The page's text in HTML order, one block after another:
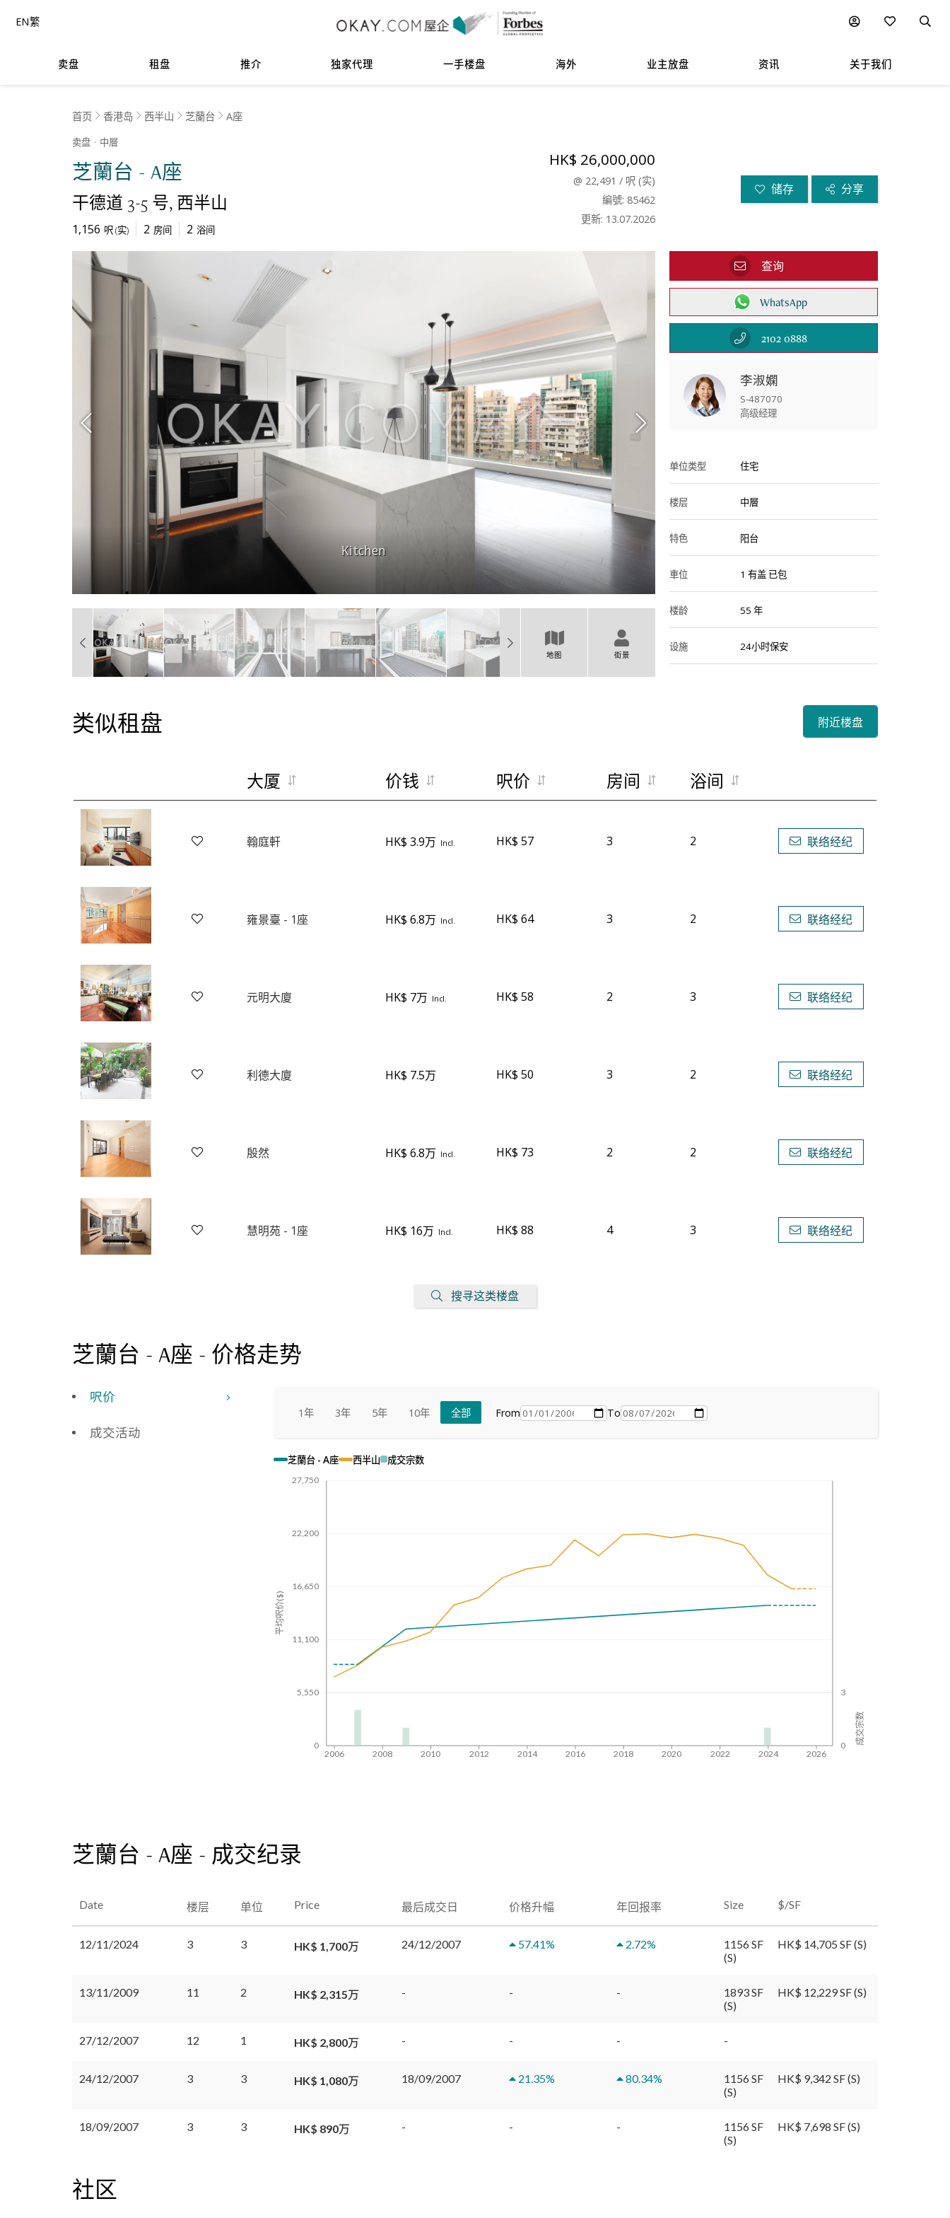
卖盘 租盘 推介 独家代理 一手楼盘 海外 业主放盘 资讯 关于我们
EN繁
首页 香港岛 西半山 芝蘭台 A座
卖盘 中層
芝蘭台 - A座
干德道 3-5 号 西半山
HK$ 26,000,000
@ 22,491 / 呎 (实)
編號: 85462
更新: 13.07.2026
1,156 呎(实) 2 房间 2 浴间
储存 分享
Kitchen
地图 街景
查询
WhatsApp
2102 0888
李淑嫻
S-487070
高级经理
单位类型 住宅
楼层 中層
特色 阳台
車位 1 有盖 已包
楼龄 55 年
设施 24小时保安
社区
类似租盘 附近楼盘
大厦 价钱 呎价 房间 浴间
翰庭軒 HK$ 3.9万 Incl. HK$ 57 3 2 联络经纪
雍景臺 - 1座 HK$ 6.8万 Incl. HK$ 64 3 2 联络经纪
元明大廈 HK$ 7万 Incl. HK$ 58 2 3 联络经纪
利德大廈 HK$ 7.5万 HK$ 50 3 2 联络经纪
殷然 HK$ 6.8万 Incl. HK$ 73 2 2 联络经纪
慧明苑 - 1座 HK$ 16万 Incl. HK$ 88 4 3 联络经纪
搜寻这类楼盘
芝蘭台 - A座 - 价格走势
呎价
成交活动
1年 3年 5年 10年 全部 From To
芝蘭台 - A座 西半山 成交宗数
3
0
2006 2008 2010 2012 2014 2016 2018 2020 2022 2024 2026
成交宗数
27,750
22,200
16,650
11,100
5,550
0
平均呎价($)
芝蘭台 - A座 - 成交纪录
Date 楼层 单位 Price 最后成交日 价格升幅 年回报率 Size $/SF
12/11/2024 3 3 HK$ 1,700万 24/12/2007 57.41% 2.72%
1156 SF
(S)
HK$ 14,705 SF (S)
13/11/2009 11 2 HK$ 2,315万 - - -
1893 SF
(S)
HK$ 12,229 SF (S)
27/12/2007 12 1 HK$ 2,800万 - - - -
24/12/2007 3 3 HK$ 1,080万 18/09/2007 21.35% 80.34%
1156 SF
(S)
HK$ 9,342 SF (S)
18/09/2007 3 3 HK$ 890万 - - -
1156 SF
(S)
HK$ 7,698 SF (S)